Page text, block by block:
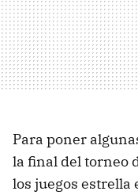
Para poner
la final del torneo
los juegos estrella